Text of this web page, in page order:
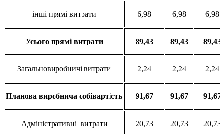
інші прямі витрати 6,98 6,98 6,98
Усього прямі витрати 89,43 89,43
Загальновиробничі витрати 2,24 2,24 2,24
Планова виробнича собівартість 91,67 91,67
Адміністративні витрати 20,73 20,73